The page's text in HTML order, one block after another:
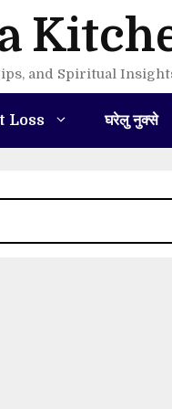
and Spiritual
Loss घरेलु नुक्से